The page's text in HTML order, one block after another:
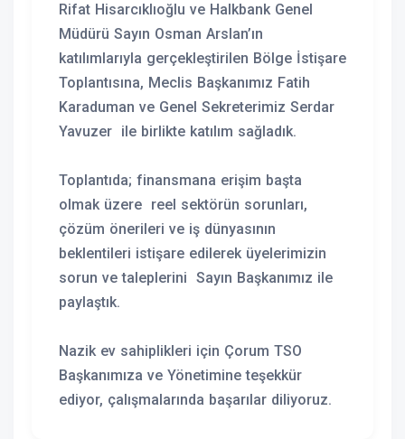
Rifat Hisarcıklıoğlu ve Halkbank Genel
Müdürü Sayın Osman Arslan’ın
katılımlarıyla gerçekleştirilen Bölge İstişare
Toplantısına, Meclis Başkanımız Fatih
Karaduman ve Genel Sekreterimiz Serdar
Yavuzer ile birlikte katılım sağladık.
Toplantıda; finansmana erişim başta
olmak üzere reel sektörün sorunları,
çözüm önerileri ve iş dünyasının
beklentileri istişare edilerek üyelerimizin
sorun ve taleplerini Sayın Başkanımız ile
paylaştık.
Nazik ev sahiplikleri için Çorum TSO
Başkanımıza ve Yönetimine teşekkür
ediyor, çalışmalarında başarılar diliyoruz.